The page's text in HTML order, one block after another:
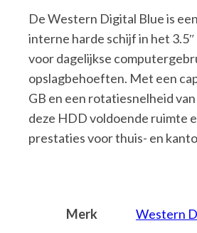
De Western Digital Blue is
interne harde schijf in het
voor dagelijkse
opslagbehoeften. Met een
GB en een rotatiesnelheid
deze HDD voldoende ruimte
prestaties voor thuis- en
Merk Western